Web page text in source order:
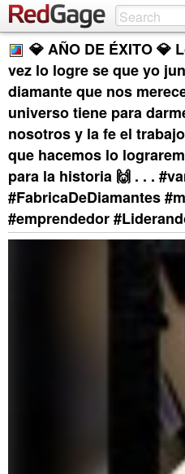
💎 AÑO DE ÉXITO 💎
vez lo logre se que yo
diamante que nos
universo tiene para
nosotros y la fe el
que hacemos lo
para la historia 🙌 . . .
#FabricaDeDiamantes
#emprendedor